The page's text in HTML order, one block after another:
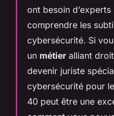
ont besoin
comprendre les
cybersécurité. Si
un métier alliant
devenir juriste
cybersécurité pour
40 peut être une